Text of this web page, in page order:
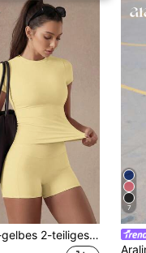
6pecil Creme-gelbes 2-teiliges Damen-Set, Kurzarm-T-Shirt und hochgeschnittene Radlerhose mit Taschen, sommerliches, ästhetisches und weiches Fitness-Sportset
7